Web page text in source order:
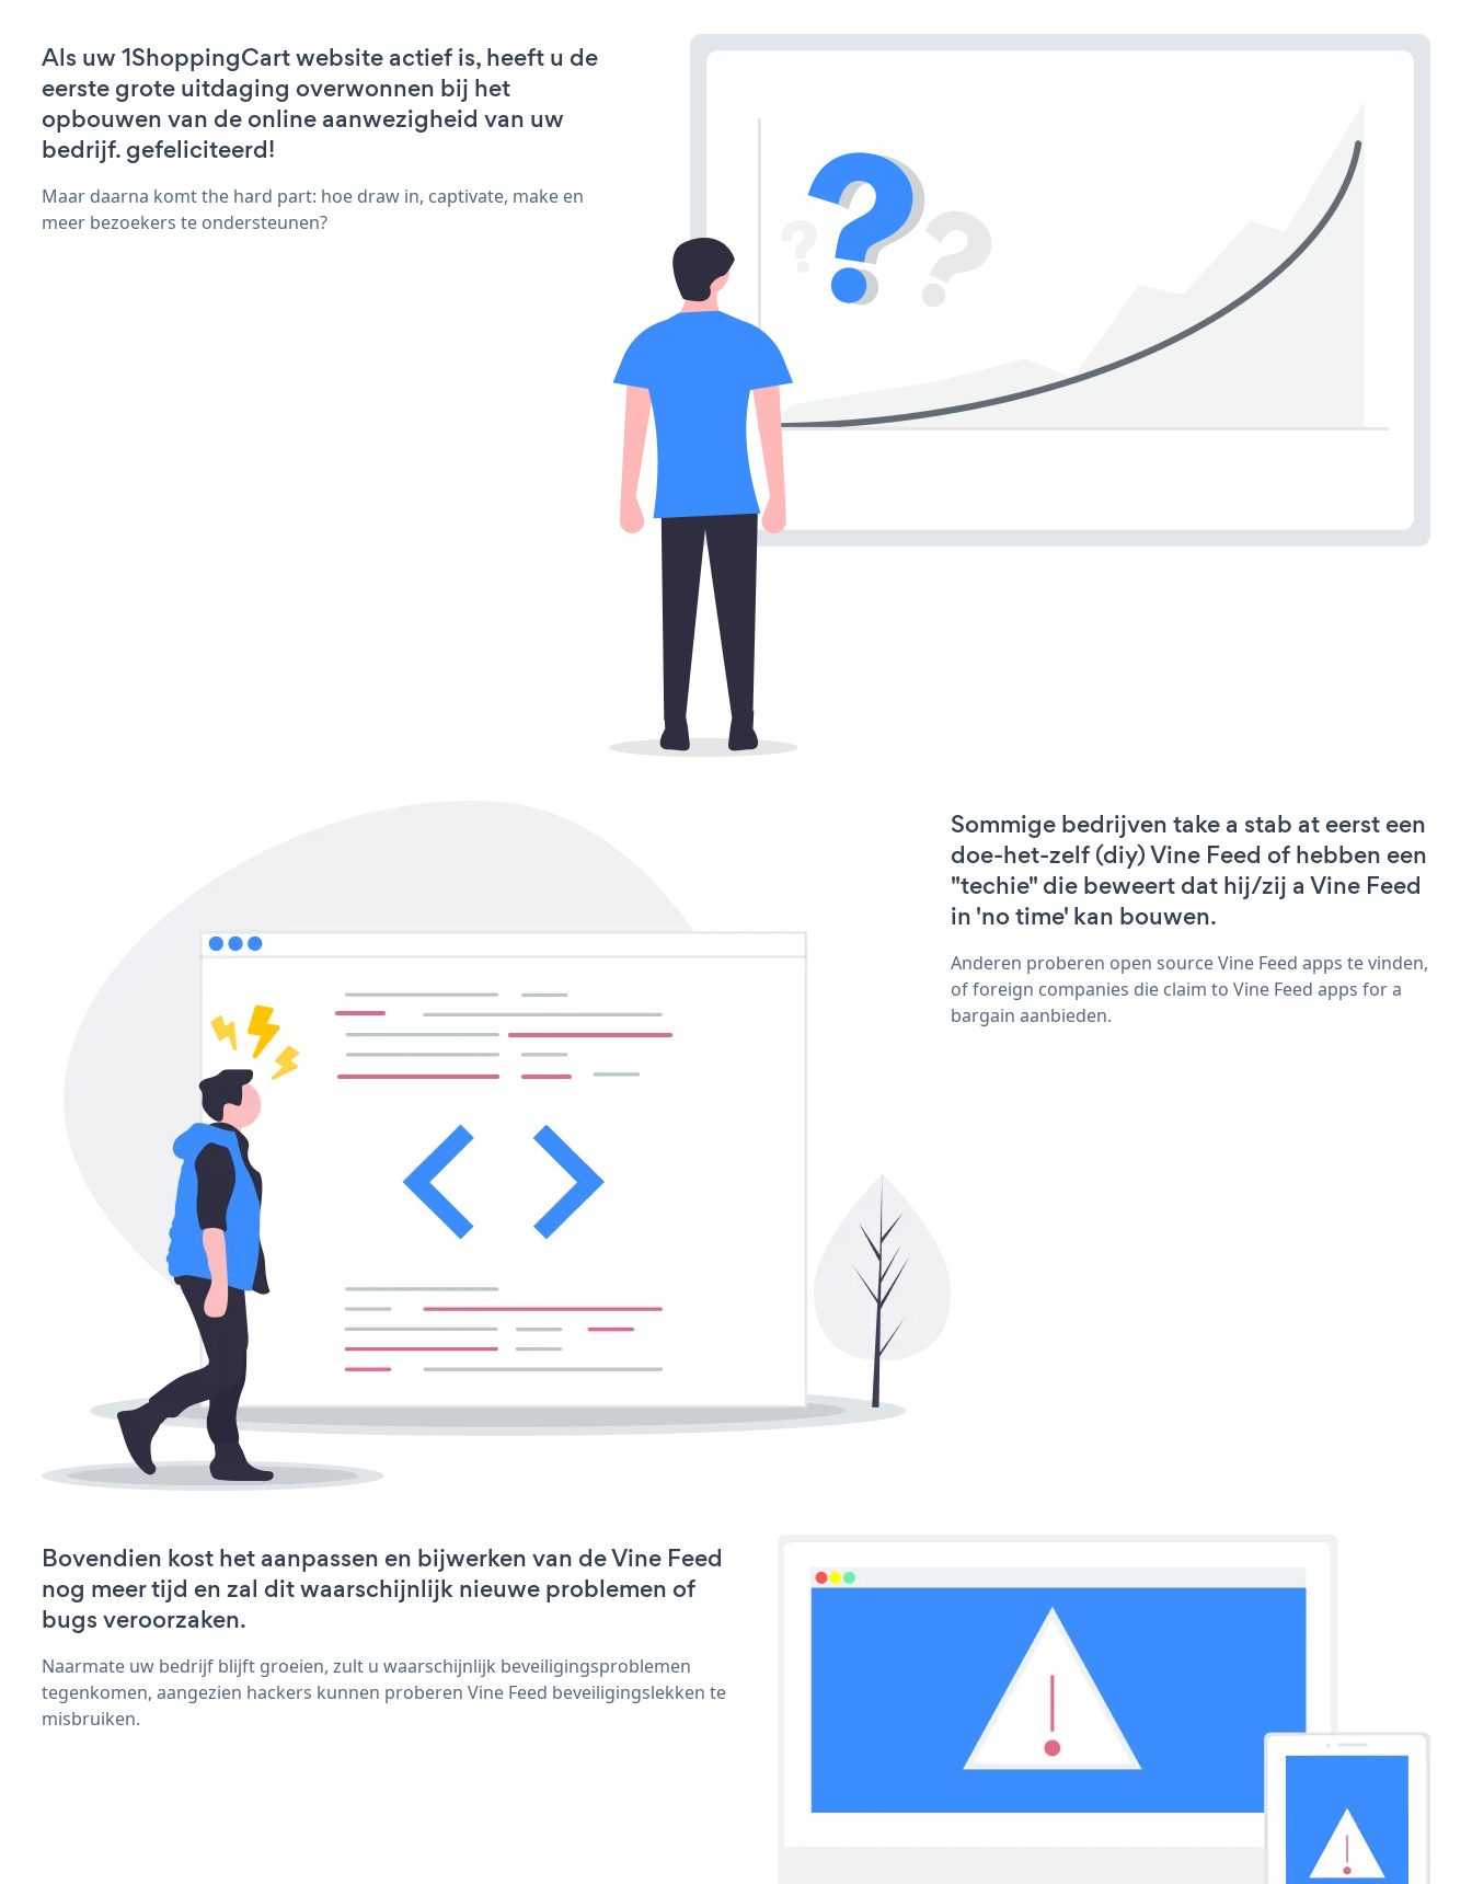
Als uw 1ShoppingCart website actief is, heeft u de
eerste grote uitdaging overwonnen bij het
opbouwen van de online aanwezigheid van uw
bedrijf. gefeliciteerd!
Maar daarna komt the hard part: hoe draw in, captivate, make en
meer bezoekers te ondersteunen?
Sommige bedrijven take a stab at eerst een
doe-het-zelf (diy) Vine Feed of hebben een
"techie" die beweert dat hij/zij a Vine Feed
in 'no time' kan bouwen.
Anderen proberen open source Vine Feed apps te vinden,
of foreign companies die claim to Vine Feed apps for a
bargain aanbieden.
Bovendien kost het aanpassen en bijwerken van de Vine Feed
nog meer tijd en zal dit waarschijnlijk nieuwe problemen of
bugs veroorzaken.
Naarmate uw bedrijf blijft groeien, zult u waarschijnlijk beveiligingsproblemen
tegenkomen, aangezien hackers kunnen proberen Vine Feed beveiligingslekken te
misbruiken.